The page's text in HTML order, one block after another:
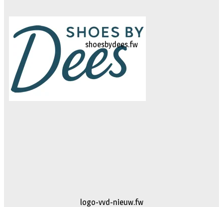
logo-studiebegeleidinghelvoirt
logo-vvd-nieuw.fw
Puur-en-Pracht